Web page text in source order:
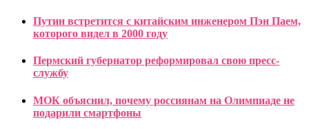
Путин встретится с китайским инженером Пэн Паем,
которого видел в 2000 году
Пермский губернатор реформировал свою пресс-
службу
МОК объяснил, почему россиянам на Олимпиаде не
подарили смартфоны